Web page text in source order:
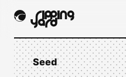
Seed